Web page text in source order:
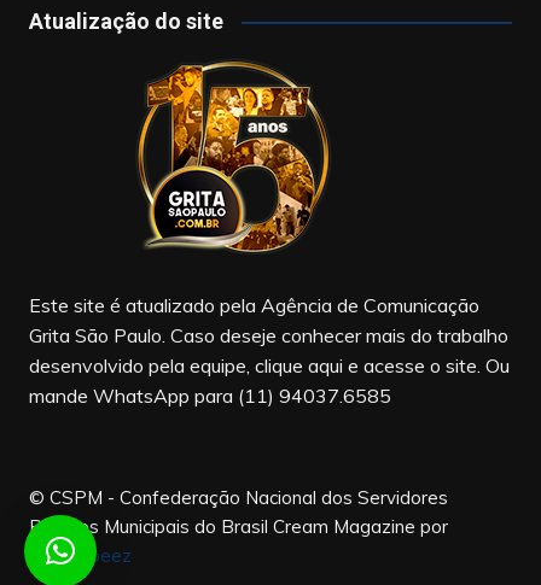
c a
m
u
T
u
b
e
Atualização do site
Este site é atualizado pela Agência de Comunicação
Grita São Paulo. Caso deseje conhecer mais do trabalho
desenvolvido pela equipe, clique aqui e acesse o site. Ou
mande WhatsApp para (11) 94037.6585
© CSPM - Confederação Nacional dos Servidores
Públicos Municipais do Brasil Cream Magazine por
Themebeez